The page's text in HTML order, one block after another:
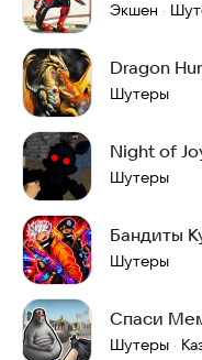
City Battle
Экшен ·
Dragon
Шутеры
Night of
Шутеры
Бандиты
Шутеры
Спаси
Шутеры ·